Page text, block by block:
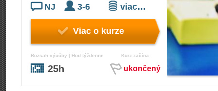
NJ 3-6 viac…
Viac o kurze
Rozsah výučby | Hod týždenne
25h
Kurz začína
ukončený